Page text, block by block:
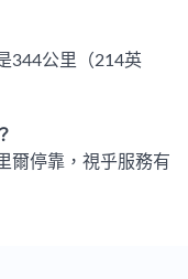
344公里（214英
爾停靠，視乎服務有